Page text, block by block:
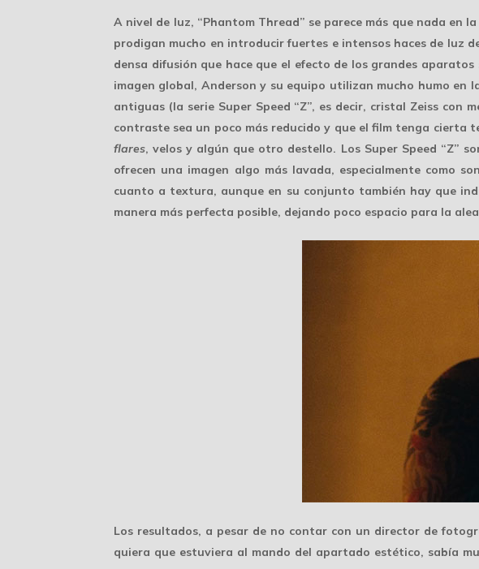
A nivel de luz, “Phantom Thread” se parece más que nada en
prodigan mucho en introducir fuertes e intensos haces de luz
densa difusión que hace que el efecto de los grandes
imagen global, Anderson y su equipo utilizan mucho humo
antiguas (la serie Super Speed “Z”, es decir, cristal Zeiss con
contraste sea un poco más reducido y que el film tenga cierta
flares, velos y algún que otro destello. Los Super Speed “Z”
ofrecen una imagen algo más lavada, especialmente como
cuanto a textura, aunque en su conjunto también hay que
manera más perfecta posible, dejando poco espacio para la
Los resultados, a pesar de no contar con un director de
quiera que estuviera al mando del apartado estético, sabía